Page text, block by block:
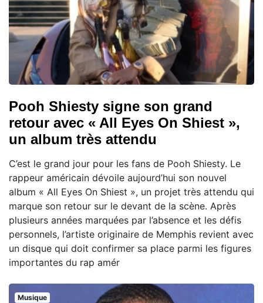
Pooh Shiesty signe son grand
retour avec « All Eyes On Shiest »,
un album très attendu
C’est le grand jour pour les fans de Pooh Shiesty. Le
rappeur américain dévoile aujourd’hui son nouvel
album « All Eyes On Shiest », un projet très attendu qui
marque son retour sur le devant de la scène. Après
plusieurs années marquées par l’absence et les défis
personnels, l’artiste originaire de Memphis revient avec
un disque qui doit confirmer sa place parmi les figures
importantes du rap amér
Musique